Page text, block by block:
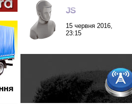
JS
15 червня 2016,
23:15